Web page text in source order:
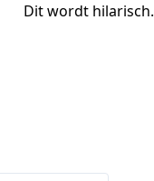
Dit wordt hilarisch.